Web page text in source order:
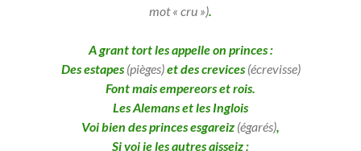
mot « cru »).
A grant tort les appelle on princes :
Des estapes (pièges)et des crevices (écrevisse)
Font mais empereors et rois.
Les Alemans et les Inglois
Voi bien des princes esgareiz (égarés),
Si voi je les autres aisseiz :